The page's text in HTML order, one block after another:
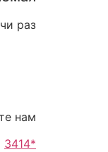
раз.
нам
*3414